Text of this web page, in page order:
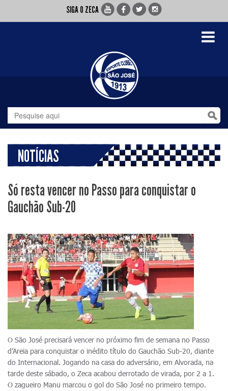
SIGA O ZECA
Toggle
NOTÍCIAS
Só resta vencer no Passo para conquistar o
Gauchão Sub-20
O São José precisará vencer no próximo fim de semana no Passo
d’Areia para conquistar o inédito título do Gauchão Sub-20, diante
do Internacional. Jogando na casa do adversário, em Alvorada, na
tarde deste sábado, o Zeca acabou derrotado de virada, por 2 a 1.
O zagueiro Manu marcou o gol do São José no primeiro tempo.